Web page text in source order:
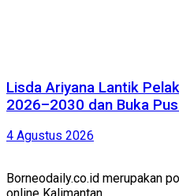
Lisda Ariyana Lantik
2026–2030 dan Buka
4 Agustus 2026
Borneodaily.co.id merupakan